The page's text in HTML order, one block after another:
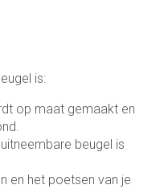
is:
op maat gemaakt en
beugel is
en het poetsen van je